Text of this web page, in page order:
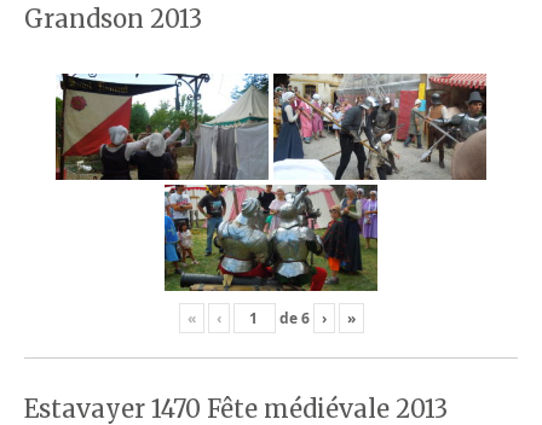
Grandson 2013
« ‹ de6 › »
Estavayer 1470 Fête médiévale 2013